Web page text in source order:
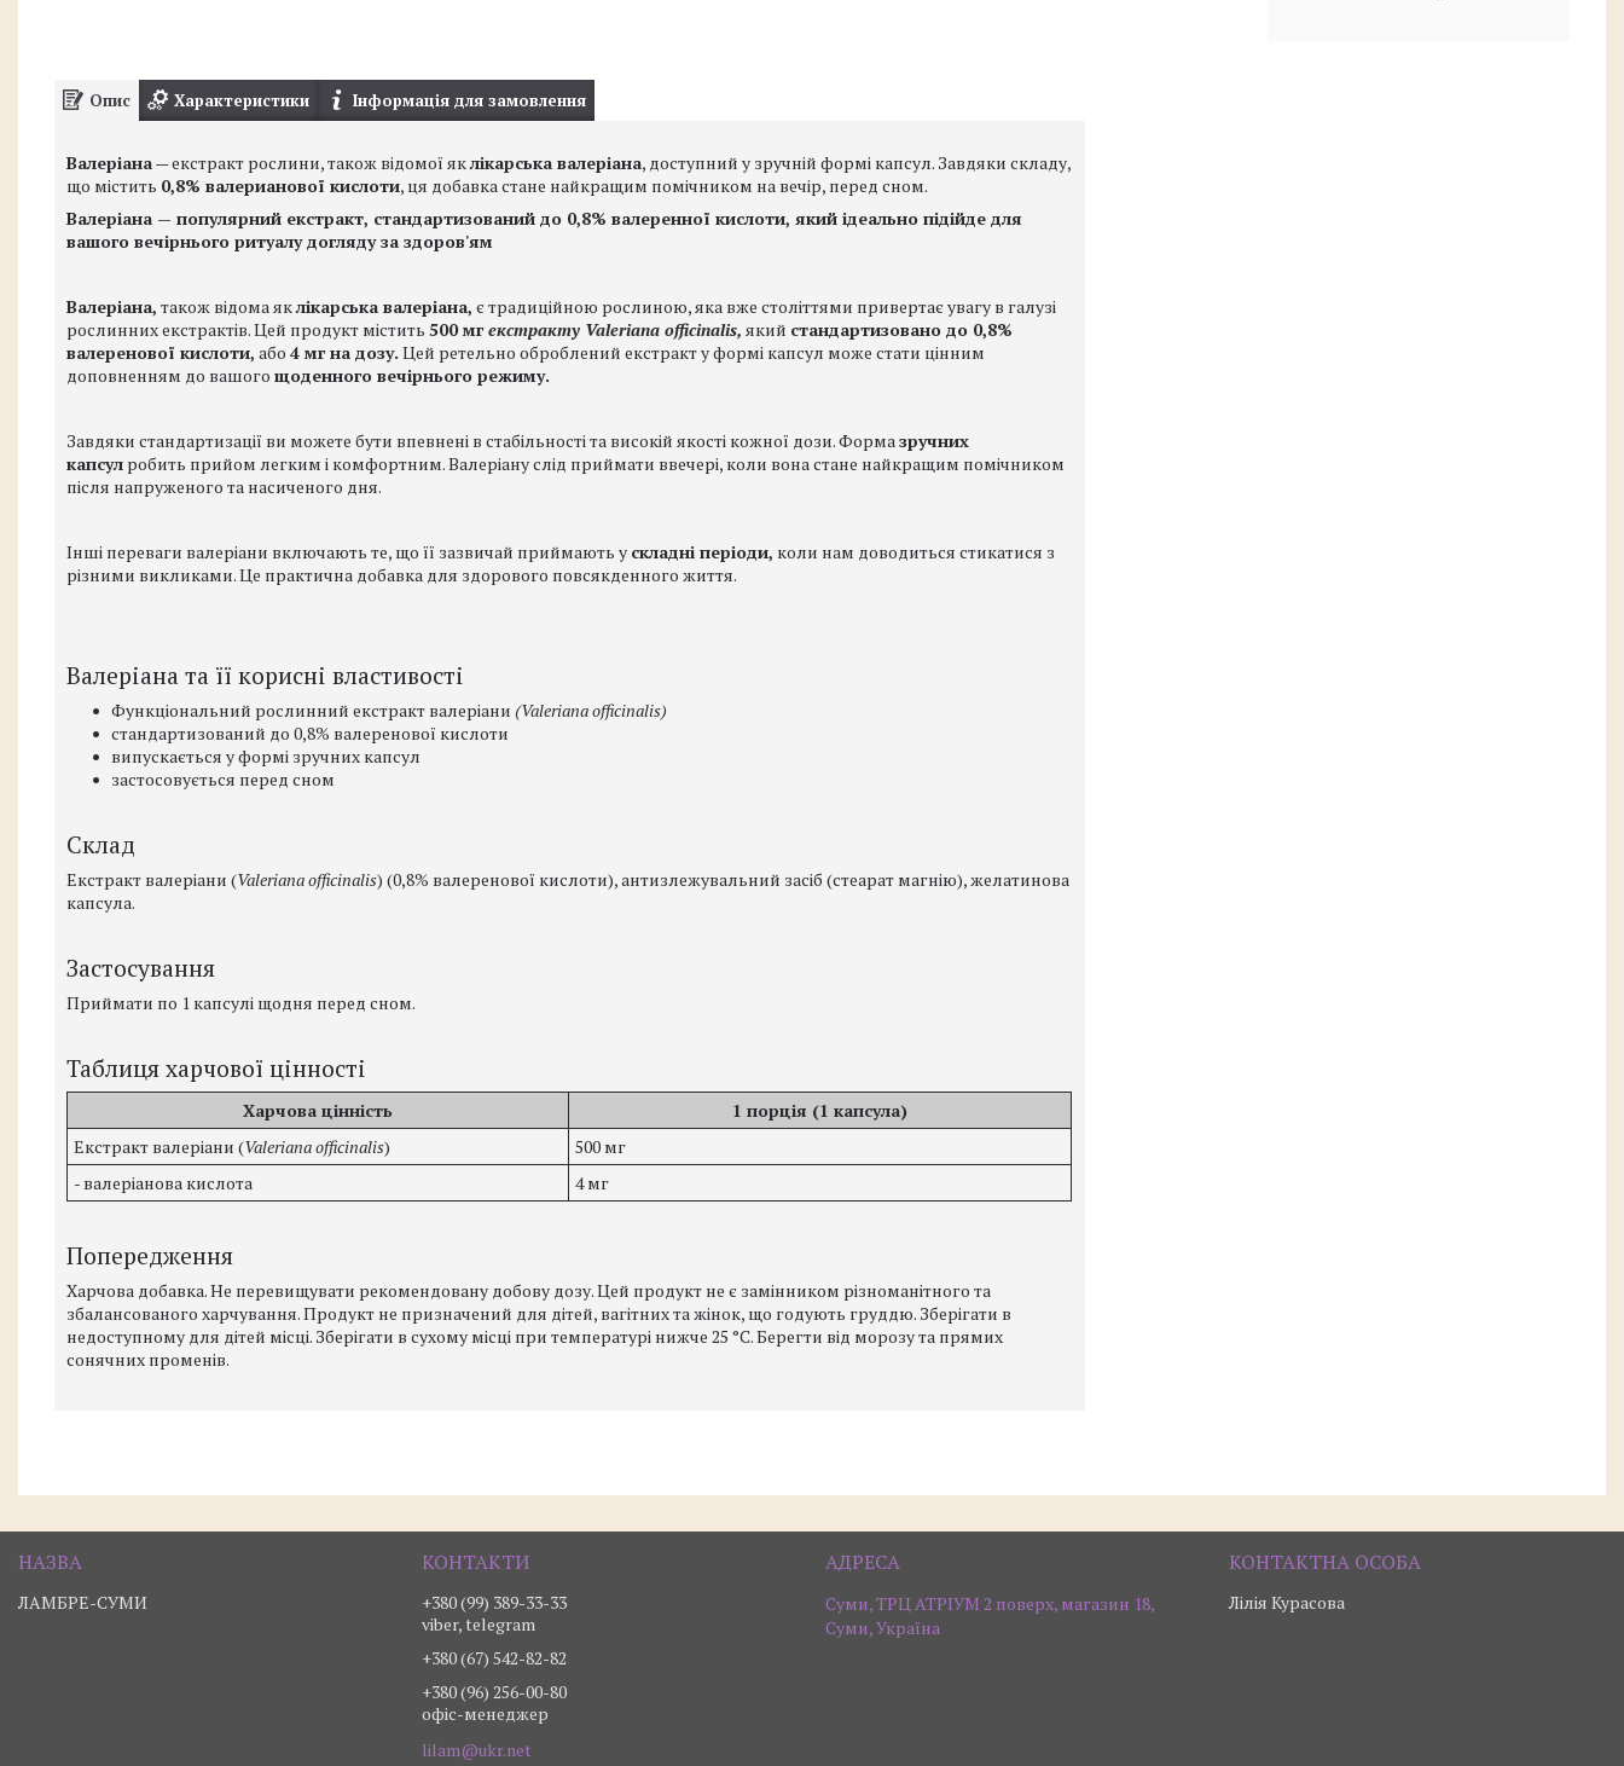
Опис Характеристики Інформація для замовлення
Валеріана— екстракт рослини, також відомої яклікарська валеріана, доступний у зручній формі капсул. Завдяки складу,
що містить 0,8% валерианової кислоти, ця добавка стане найкращим помічником на вечір, перед сном.
Валеріана — популярний екстракт, стандартизований до 0,8% валеренної кислоти, який ідеально підійде для
вашого вечірнього ритуалу догляду за здоров'ям
Валеріана, також відома яклікарська валеріана, є традиційною рослиною, яка вже століттями привертає увагу в галузі
рослинних екстрактів. Цей продукт містить 500 мгекстракту Valeriana officinalis, який стандартизовано до 0,8%
валеренової кислоти, або 4 мг на дозу. Цей ретельно оброблений екстракт у формі капсул може стати цінним
доповненням до вашого щоденного вечірнього режиму.
Завдяки стандартизації ви можете бути впевнені в стабільності та високій якості кожної дози. Формазручних
капсул робить прийом легким і комфортним. Валеріану слід приймати ввечері, коли вона стане найкращим помічником
після напруженого та насиченого дня.
Інші переваги валеріани включають те, що її зазвичай приймають у складні періоди, коли нам доводиться стикатися з
різними викликами. Це практична добавка для здорового повсякденного життя.
Валеріана та її корисні властивості
Функціональний рослинний екстракт валеріани (Valeriana officinalis)
стандартизований до 0,8% валеренової кислоти
випускається у формі зручних капсул
застосовується перед сном
Склад
Екстракт валеріани (Valeriana officinalis) (0,8% валеренової кислоти), антизлежувальний засіб (стеарат магнію), желатинова
капсула.
Застосування
Приймати по 1 капсулі щодня перед сном.
Таблиця харчової цінності
Харчова цінність
1 порція (1 капсула)
Екстракт валеріани (Valeriana officinalis)
500 мг
- валеріанова кислота
4 мг
Попередження
Харчова добавка. Не перевищувати рекомендовану добову дозу. Цей продукт не є замінником різноманітного та
збалансованого харчування. Продукт не призначений для дітей, вагітних та жінок, що годують груддю. Зберігати в
недоступному для дітей місці. Зберігати в сухому місці при температурі нижче 25 °C. Берегти від морозу та прямих
сонячних променів.
ЛАМБРЕ-СУМИ
+380 (99) 389-33-33
viber, telegram
+380 (67) 542-82-82
+380 (96) 256-00-80
офіс-менеджер
lilam@ukr.net
Суми, ТРЦ АТРІУМ 2 поверх, магазин 18,
Суми, Україна
Лілія Курасова